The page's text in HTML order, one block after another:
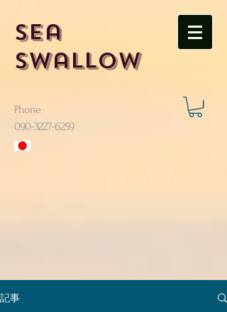
Sea
Swallow
Phone
​090-3227-6259
記事